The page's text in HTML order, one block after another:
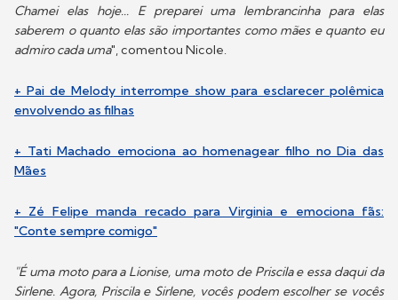
Chamei elas hoje... E preparei uma lembrancinha para elas
saberem o quanto elas são importantes como mães e quanto eu
admiro cada uma", comentou Nicole.
+ Pai de Melody interrompe show para esclarecer polêmica
envolvendo as filhas
+ Tati Machado emociona ao homenagear filho no Dia das
Mães
+ Zé Felipe manda recado para Virginia e emociona fãs:
"Conte sempre comigo"
"É uma moto para a Lionise, uma moto de Priscila e essa daqui da
Sirlene. Agora, Priscila e Sirlene, vocês podem escolher se vocês